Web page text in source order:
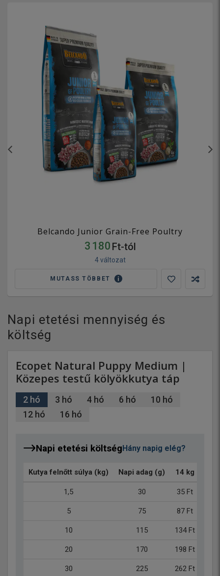
Belcando Junior Grain-Free Poultry
3 180 Ft-tól
4 változat
MUTASS TÖBBET
Napi etetési mennyiség és
költség
Ecopet Natural Puppy Medium |
Közepes testű kölyökkutya táp
2 hó 3 hó 4 hó 6 hó
10 hó
12 hó
16 hó
Napi etetési költségHány napig elég?
Kutya felnőtt súlya (kg) Napi adag (g) 14 kg
1,5 30 35 Ft
5 75 87 Ft
10 115 134 Ft
20 170 198 Ft
30 225 262 Ft